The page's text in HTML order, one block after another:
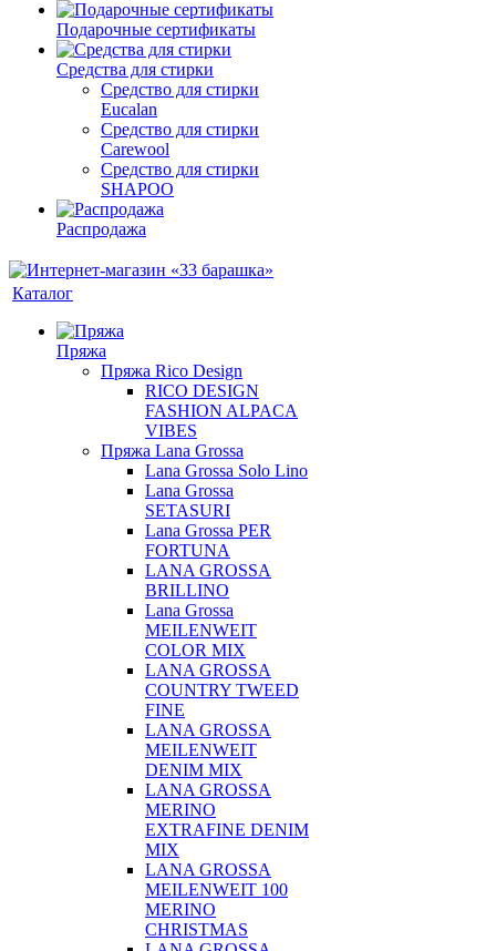
Подарочные сертификаты
Средства для стирки
Средство для стирки
Eucalan
Средство для стирки
Carewool
Средство для стирки
SHAPOO
Распродажа
Каталог
Пряжа
Пряжа Rico Design
RICO DESIGN
FASHION ALPACA
VIBES
Пряжа Lana Grossa
Lana Grossa Solo Lino
Lana Grossa
SETASURI
Lana Grossa PER
FORTUNA
LANA GROSSA
BRILLINO
Lana Grossa
MEILENWEIT
COLOR MIX
LANA GROSSA
COUNTRY TWEED
FINE
LANA GROSSA
MEILENWEIT
DENIM MIX
LANA GROSSA
MERINO
EXTRAFINE DENIM
MIX
LANA GROSSA
MEILENWEIT 100
MERINO
CHRISTMAS